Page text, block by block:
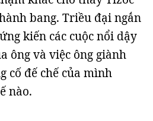
bang. Triều đại ngắn
kiến ​​các cuộc nổi dậy
ông và việc ông giành
cố đế chế của mình
nào.